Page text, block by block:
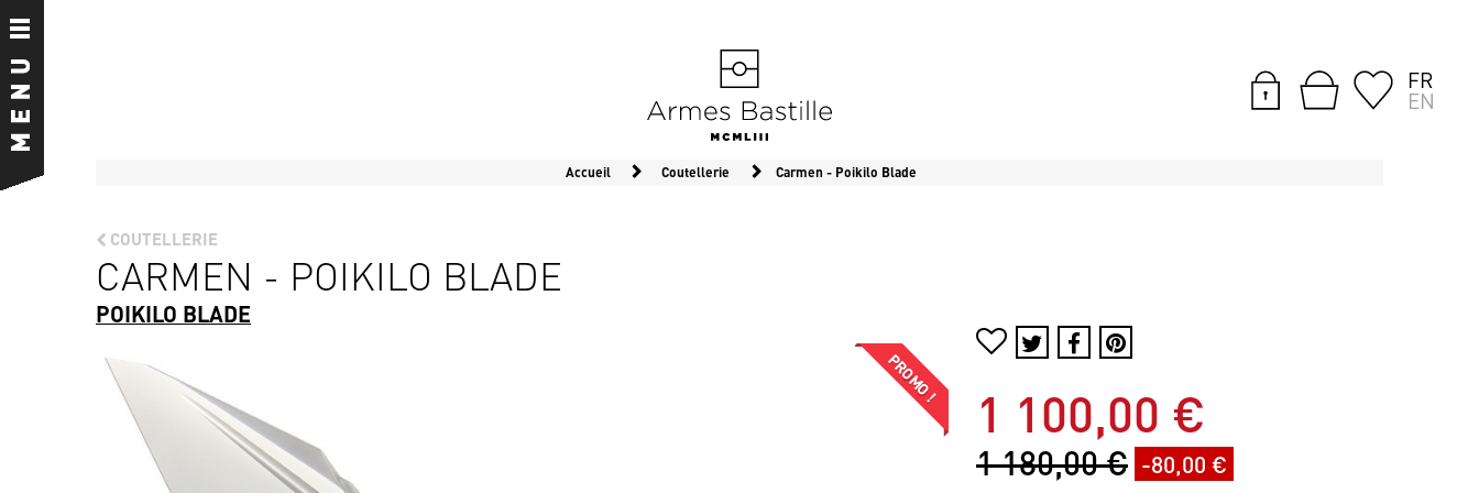
FR
EN
Accueil Coutellerie Carmen - Poikilo Blade
COUTELLERIE
CARMEN - POIKILO BLADE
POIKILO BLADE
PROMO !
1 100,00 €
1 180,00 € -80,00 €